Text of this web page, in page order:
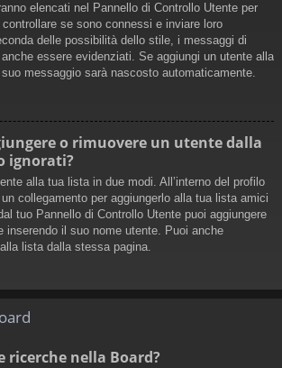
elencati nel Pannello di Controllo Utente per
se sono connessi e inviare loro
delle possibilità dello stile, i messaggi di
essere evidenziati. Se aggiungi un utente alla
messaggio sarà nascosto automaticamente.
o rimuovere un utente dalla
ignorati?
alla tua lista in due modi. All’interno del profilo
collegamento per aggiungerlo alla tua lista amici
tuo Pannello di Controllo Utente puoi aggiungere
inserendo il suo nome utente. Puoi anche
lista dalla stessa pagina.
ricerche nella Board?